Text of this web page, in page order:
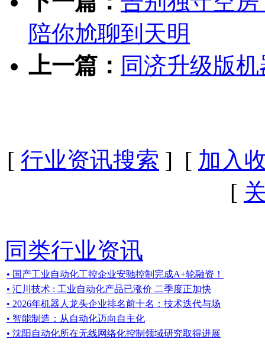
陪你尬聊到天明
上一篇： 同济升级版
[ 行业资讯搜索 ] [ 加入
[
同类行业资讯
• 国产工业自动化工控企业安驰控制完成A+轮融资！
• 汇川技术 : 工业自动化产品已涨价 二季度正加快
• 2026年机器人龙头企业排名前十名：技术迭代与场
• 智能制造：从自动化迈向自主化
• 沈阳自动化所在无线网络化控制领域研究取得进展